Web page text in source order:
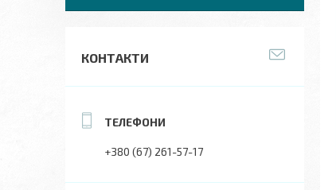
КОНТАКТИ
+380 (67) 261-57-17